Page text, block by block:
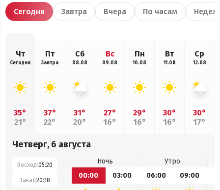
Сегодня Завтра Вчера По часам
Чт
Сегодня
35°
21°
Пт
Завтра
37°
22°
Сб
08.08
31°
20°
Вс
09.08
27°
16°
Пн
10.08
29°
16°
Вт
11.08
30°
16°
Ср
12.08
30°
17°
Четверг, 6 августа
Восход:05:20
Закат:20:18
Ночь
Утро
00:00
03:00 06:00 09:00